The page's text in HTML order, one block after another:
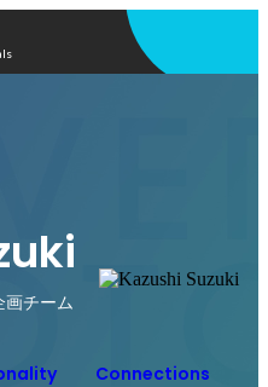
画チーム
Connections